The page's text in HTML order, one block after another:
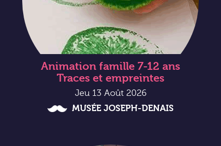
Animation famille 7-12 ans
Traces et empreintes
Jeu 13 Août 2026
MUSÉE JOSEPH-DENAIS